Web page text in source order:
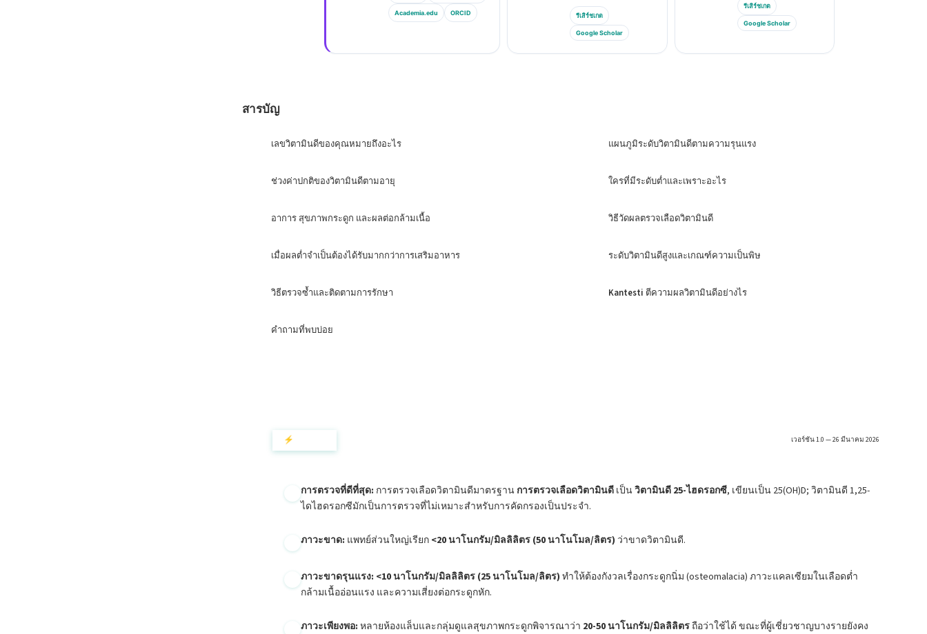
Academia.edu ORCID รีเสิร์ชเกต
Google Scholar
รีเสิร์ชเกต
Google Scholar
สารบัญ
เลขวิตามินดีของคุณหมายถึงอะไร แผนภูมิระดับวิตามินดีตามความรุนแรง
ช่วงค่าปกติของวิตามินดีตามอายุ ใครที่มีระดับต่ำและเพราะอะไร
อาการ สุขภาพกระดูก และผลต่อกล้ามเนื้อ วิธีวัดผลตรวจเลือดวิตามินดี
เมื่อผลต่ำจำเป็นต้องได้รับมากกว่าการเสริมอาหาร ระดับวิตามินดีสูงและเกณฑ์ความเป็นพิษ
วิธีตรวจซ้ำและติดตามการรักษา Kantesti ตีความผลวิตามินดีอย่างไร
คำถามที่พบบ่อย
⚡ สรุปด่วน เวอร์ชัน 1.0 — 26 มีนาคม 2026
การตรวจที่ดีที่สุด: การตรวจเลือดวิตามินดีมาตรฐาน การตรวจเลือดวิตามินดี เป็นวิตามินดี 25-ไฮดรอกซี, เขียนเป็น 25(OH)D; วิตามินดี 1,25-
ไดไฮดรอกซีมักเป็นการตรวจที่ไม่เหมาะสำหรับการคัดกรองเป็นประจำ.
ภาวะขาด: แพทย์ส่วนใหญ่เรียก <20 นาโนกรัม/มิลลิลิตร (50 นาโนโมล/ลิตร) ว่าขาดวิตามินดี.
ภาวะขาดรุนแรง: <10 นาโนกรัม/มิลลิลิตร (25 นาโนโมล/ลิตร) ทำให้ต้องกังวลเรื่องกระดูกนิ่ม (osteomalacia) ภาวะแคลเซียมในเลือดต่ำ
กล้ามเนื้ออ่อนแรง และความเสี่ยงต่อกระดูกหัก.
ภาวะเพียงพอ: หลายห้องแล็บและกลุ่มดูแลสุขภาพกระดูกพิจารณาว่า 20-50 นาโนกรัม/มิลลิลิตรถือว่าใช้ได้ ขณะที่ผู้เชี่ยวชาญบางรายยังคง